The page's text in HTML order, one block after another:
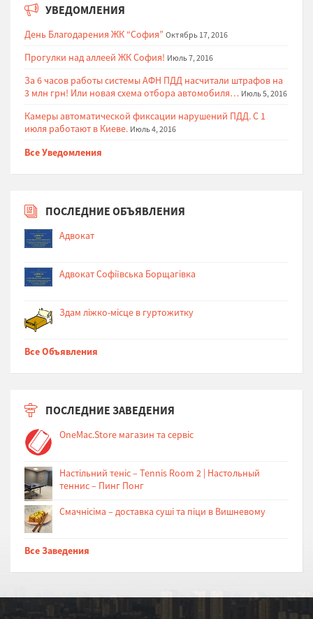
УВЕДОМЛЕНИЯ
День Благодарения ЖК “София” Октябрь 17, 2016
Прогулки над аллеей ЖК София! Июль 7, 2016
За 6 часов работы системы АФН ПДД насчитали штрафов на
3 млн грн! Или новая схема отбора автомобиля… Июль 5, 2016
Камеры автоматической фиксации нарушений ПДД. С 1
июля работают в Киеве. Июль 4, 2016
Все Уведомления
ПОСЛЕДНИЕ ОБЪЯВЛЕНИЯ
Адвокат
Адвокат Софіївська Борщагівка
Здам ліжко-місце в гуртожитку
Все Объявления
ПОСЛЕДНИЕ ЗАВЕДЕНИЯ
OneMac.Store магазин та сервіс
Настільний теніс – Tennis Room 2 | Настольный
теннис – Пинг Понг
Cмачнісіма – доставка суші та піци в Вишневому
Все Заведения